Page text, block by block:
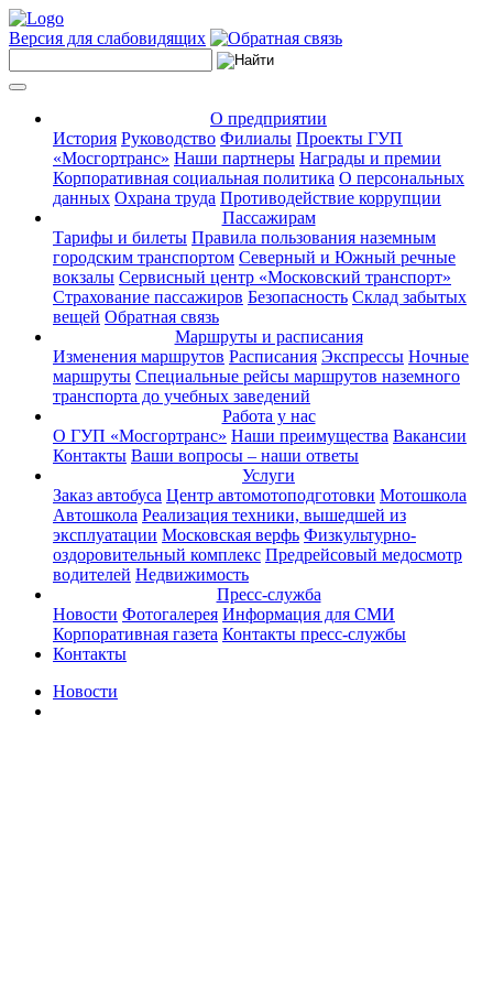
Версия для слабовидящих
О предприятии
История Руководство Филиалы Проекты ГУП
«Мосгортранс» Наши партнеры Награды и премии
Корпоративная социальная политика О персональных
данных Охрана труда Противодействие коррупции
Пассажирам
Тарифы и билеты Правила пользования наземным
городским транспортом Северный и Южный речные
вокзалы Сервисный центр «Московский транспорт»
Страхование пассажиров Безопасность Склад забытых
вещей Обратная связь
Маршруты и расписания
Изменения маршрутов Расписания Экспрессы Ночные
маршруты Специальные рейсы маршрутов наземного
транспорта до учебных заведений
Работа у нас
О ГУП «Мосгортранс» Наши преимущества Вакансии
Контакты Ваши вопросы – наши ответы
Услуги
Заказ автобуса Центр автомотоподготовки Мотошкола
Автошкола Реализация техники, вышедшей из
эксплуатации Московская верфь Физкультурно-
оздоровительный комплекс Предрейсовый медосмотр
водителей Недвижимость
Пресс-служба
Новости Фотогалерея Информация для СМИ
Корпоративная газета Контакты пресс-службы
Контакты
Новости